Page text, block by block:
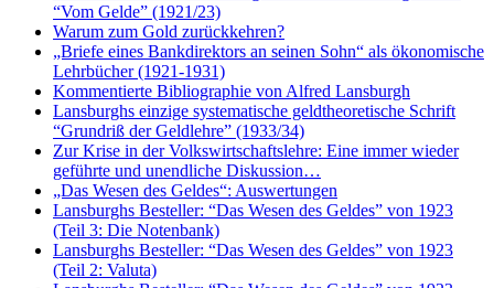
“Vom Gelde” (1921/23)
Warum zum Gold zurückkehren?
„Briefe eines Bankdirektors an seinen Sohn“ als ökonomische
Lehrbücher (1921-1931)
Kommentierte Bibliographie von Alfred Lansburgh
Lansburghs einzige systematische geldtheoretische Schrift
“Grundriß der Geldlehre” (1933/34)
Zur Krise in der Volkswirtschaftslehre: Eine immer wieder
geführte und unendliche Diskussion…
„Das Wesen des Geldes“: Auswertungen
Lansburghs Besteller: “Das Wesen des Geldes” von 1923
(Teil 3: Die Notenbank)
Lansburghs Besteller: “Das Wesen des Geldes” von 1923
(Teil 2: Valuta)